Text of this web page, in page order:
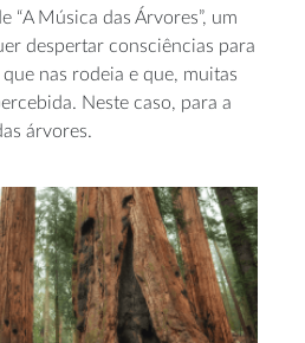
“A Música das Árvores”, um
despertar consciências para
nas rodeia e que, muitas
Neste caso, para a
árvores.